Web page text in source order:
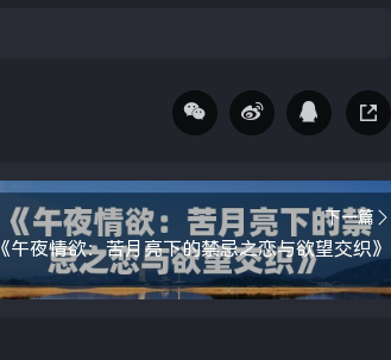
下一篇
《午夜情欲：苦月亮下的禁忌之恋与欲望交织》